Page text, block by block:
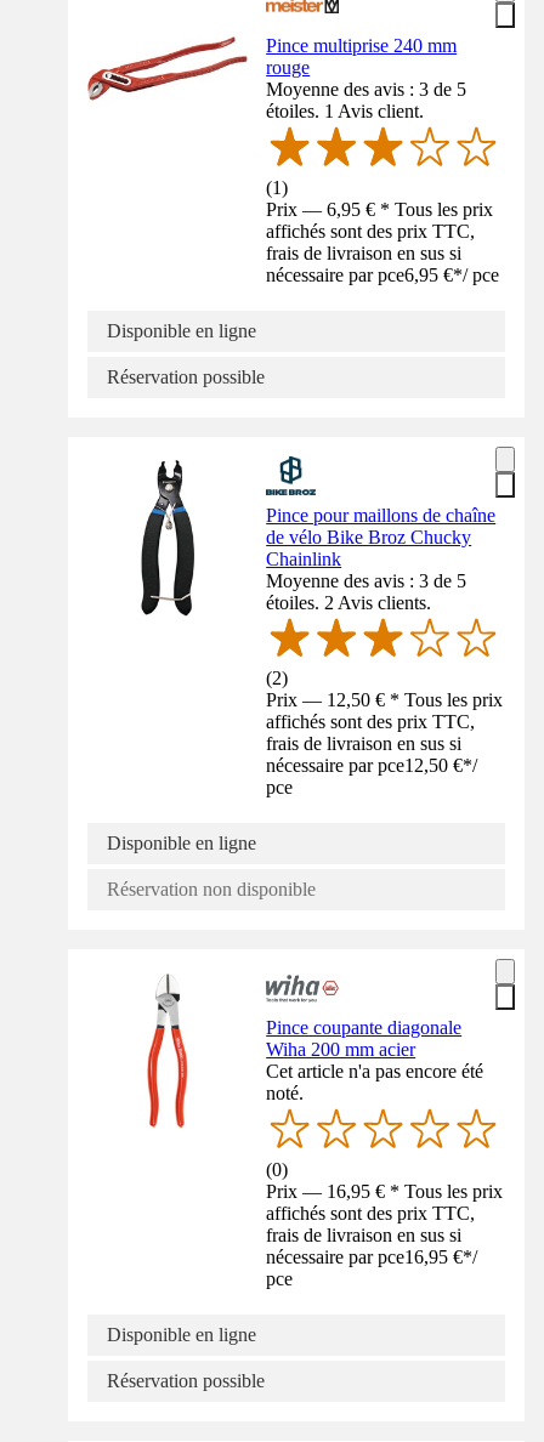
Pince multiprise 240 mm
rouge
Moyenne des avis : 3 de 5
étoiles. 1 Avis client.
(1)
Prix — 6,95 € * Tous les prix
affichés sont des prix TTC,
frais de livraison en sus si
nécessaire par pce6,95 €*/ pce
Disponible en ligne
Réservation possible
Pince pour maillons de chaîne
de vélo Bike Broz Chucky
Chainlink
Moyenne des avis : 3 de 5
étoiles. 2 Avis clients.
(2)
Prix — 12,50 € * Tous les prix
affichés sont des prix TTC,
frais de livraison en sus si
nécessaire par pce12,50 €*/
pce
Disponible en ligne
Réservation non disponible
Pince coupante diagonale
Wiha 200 mm acier
Cet article n'a pas encore été
noté.
(0)
Prix — 16,95 € * Tous les prix
affichés sont des prix TTC,
frais de livraison en sus si
nécessaire par pce16,95 €*/
pce
Disponible en ligne
Réservation possible